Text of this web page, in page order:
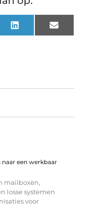
LinkedIn Email
naar een werkbaar
mailboxen,
losse systemen
voor